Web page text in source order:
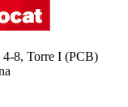
8, Torre I (PCB)